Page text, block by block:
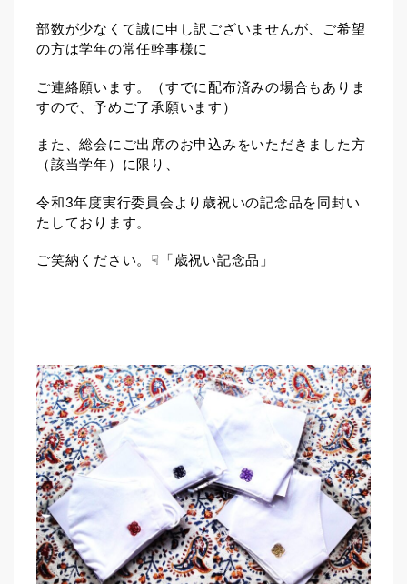
部数が少なくて誠に申し訳ございませんが、ご希望
の方は学年の常任幹事様に
ご連絡願います。（すでに配布済みの場合もありま
すので、予めご了承願います）
また、総会にご出席のお申込みをいただきました方
（該当学年）に限り、
令和3年度実行委員会より歳祝いの記念品を同封い
たしております。
ご笑納ください。☟「歳祝い記念品」